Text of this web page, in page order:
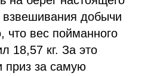
добычи
что вес пойманного
18,57 кг. За это
приз за самую